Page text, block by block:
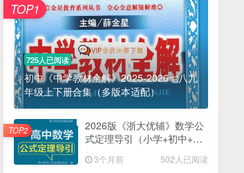
725人已阅读
初中《中学教材全解》2025-2026七八九
年级上下册合集（多版本适配）
TOP1
2026版《浙大优辅》数学公
式定理导引（小学+初中+高
3个月前 502人已阅读
TOP2